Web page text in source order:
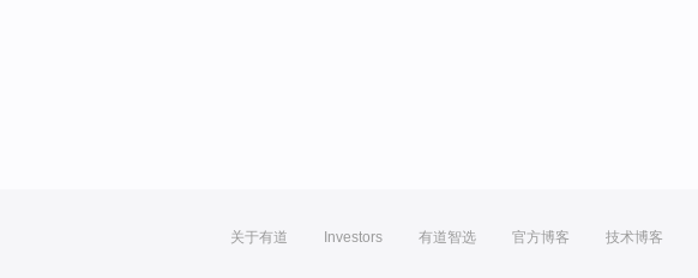
关于有道 Investors 有道智选 官方博客 技术博客